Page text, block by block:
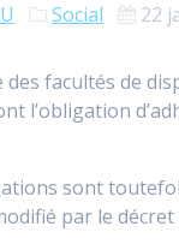
Social 22
facultés de
l’obligation
sont
par le